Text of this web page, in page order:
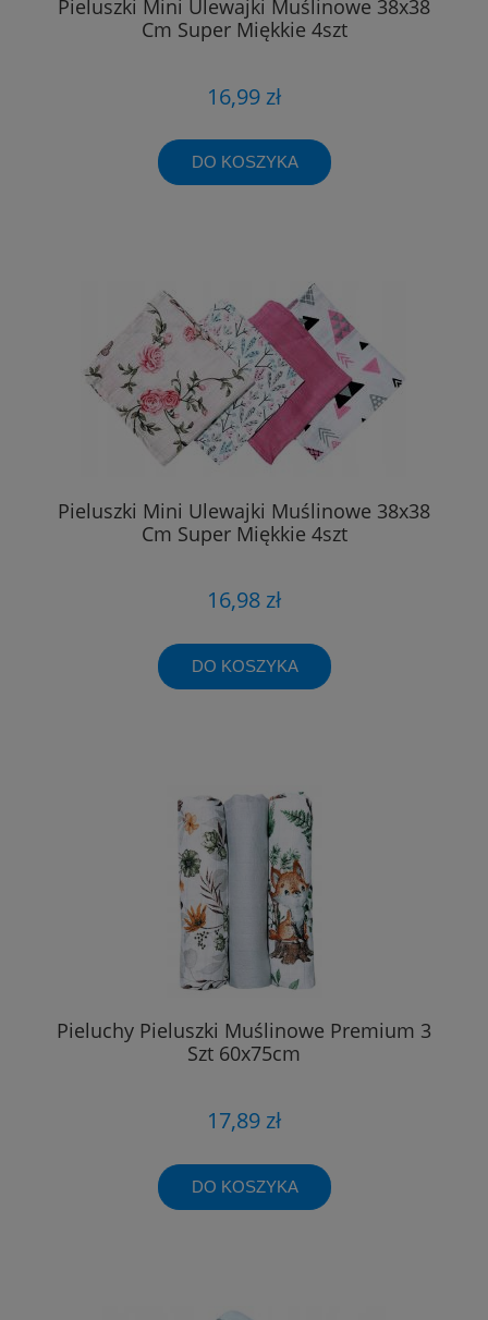
Pieluszki Mini Ulewajki Muślinowe 38x38
Cm Super Miękkie 4szt
16,99 zł
DO KOSZYKA
Pieluszki Mini Ulewajki Muślinowe 38x38
Cm Super Miękkie 4szt
16,98 zł
DO KOSZYKA
Pieluchy Pieluszki Muślinowe Premium 3
Szt 60x75cm
17,89 zł
DO KOSZYKA